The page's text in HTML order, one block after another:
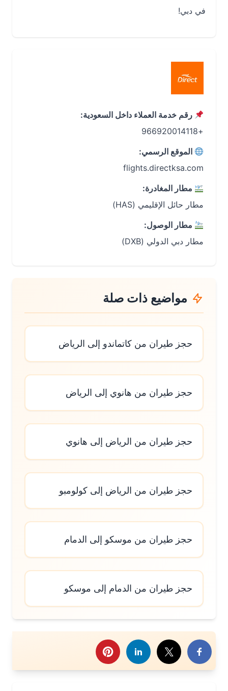
في دبي!
رقم خدمة العملاء داخل السعودية:
الموقع الرسمي:
flights.directksa.com
مطار المغادرة:
مطار حائل الإقليمي (HAS)
مطار الوصول:
مطار دبي الدولي (DXB)
مواضيع ذات صلة
حجز طيران من كاتماندو إلى الرياض
حجز طيران من هانوي إلى الرياض
حجز طيران من الرياض إلى هانوي
حجز طيران من الرياض إلى كولومبو
حجز طيران من موسكو إلى الدمام
حجز طيران من الدمام إلى موسكو
هذا الموضوع